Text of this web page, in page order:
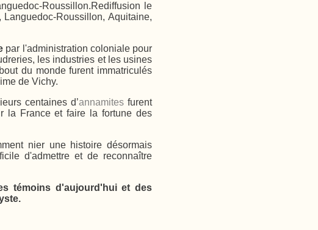
Roussillon.Rediffusion le
Roussillon, Aquitaine,
par l'administration coloniale pour
les industries et les usines
du monde furent immatriculés
de Vichy.
centaines d’annamites furent
la France et faire la fortune des
nier une histoire désormais
d'admettre et de reconnaître
témoins d'aujourd'hui et des